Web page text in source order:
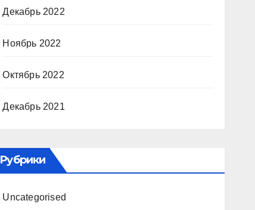
Декабрь 2022
Ноябрь 2022
Октябрь 2022
Декабрь 2021
Рубрики
Uncategorised